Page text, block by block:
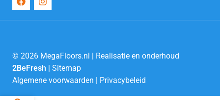
© 2026 MegaFloors.nl | Realisatie en onderhoud
2BeFresh | Sitemap
Algemene voorwaarden | Privacybeleid